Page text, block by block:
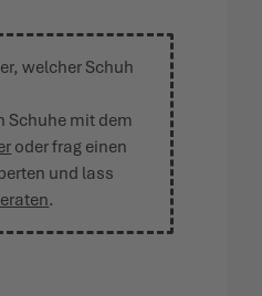
welcher Schuh
Schuhe mit dem
oder frag einen
und lass
.